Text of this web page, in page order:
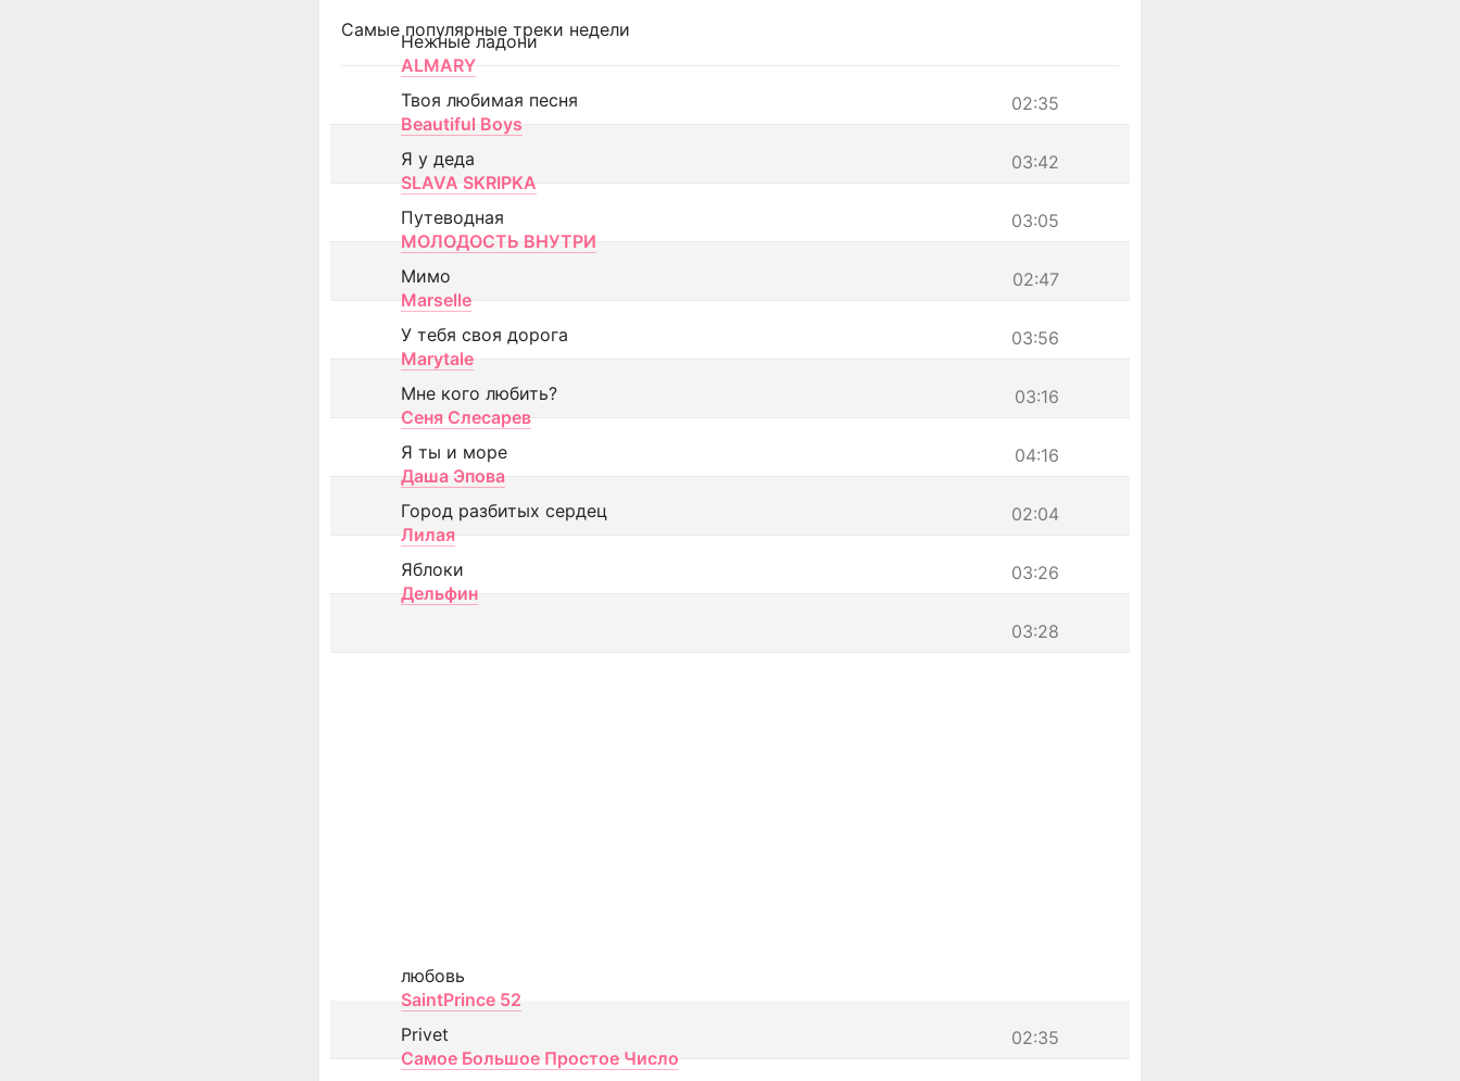
Самые популярные треки недели
Нежные ладони
ALMARY
02:35
Твоя любимая песня
Beautiful Boys
03:42
Я у деда
SLAVA SKRIPKA
03:05
Путеводная
МОЛОДОСТЬ ВНУТРИ
02:47
Мимо
Marselle
03:56
У тебя своя дорога
Marytale
03:16
Мне кого любить?
Сеня Слесарев
04:16
Я ты и море
Даша Эпова
02:04
Город разбитых сердец
Лилая
03:26
Яблоки
Дельфин
03:28
любовь
SaintPrince 52
02:35
Privet
Самое Большое Простое Число